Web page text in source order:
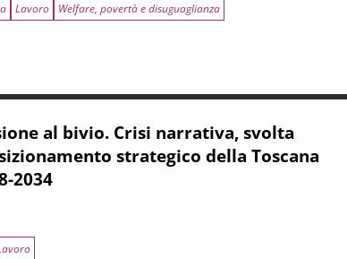
Lavoro Welfare, povertà e disuguaglianza
transizione digitale in Toscana
al bivio. Crisi narrativa, svolta
strategico della Toscana
2034